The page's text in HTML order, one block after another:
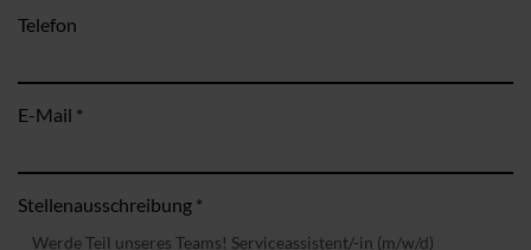
Telefon
E-Mail *
Stellenausschreibung *